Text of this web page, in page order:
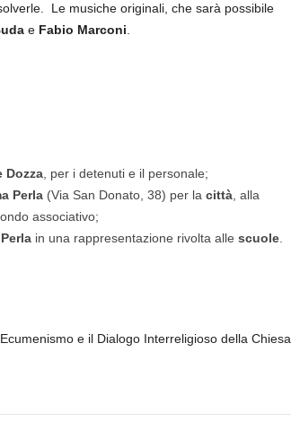
Le musiche originali, che sarà possibile
e Fabio Marconi
Dozza, per i detenuti e il personale;
Perla(Via San Donato, 38) per la città, alla
associativo;
Perlain una rappresentazione rivolta alle scuole.
e il Dialogo Interreligioso della Chiesa